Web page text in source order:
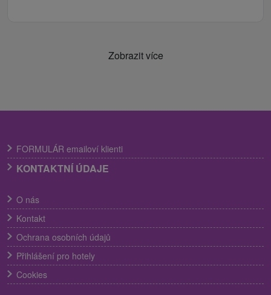
Zobrazit více
FORMULÁR emailoví klienti
KONTAKTNÍ ÚDAJE
O nás
Kontakt
Ochrana osobních údajů
Přihlášení pro hotely
Cookies